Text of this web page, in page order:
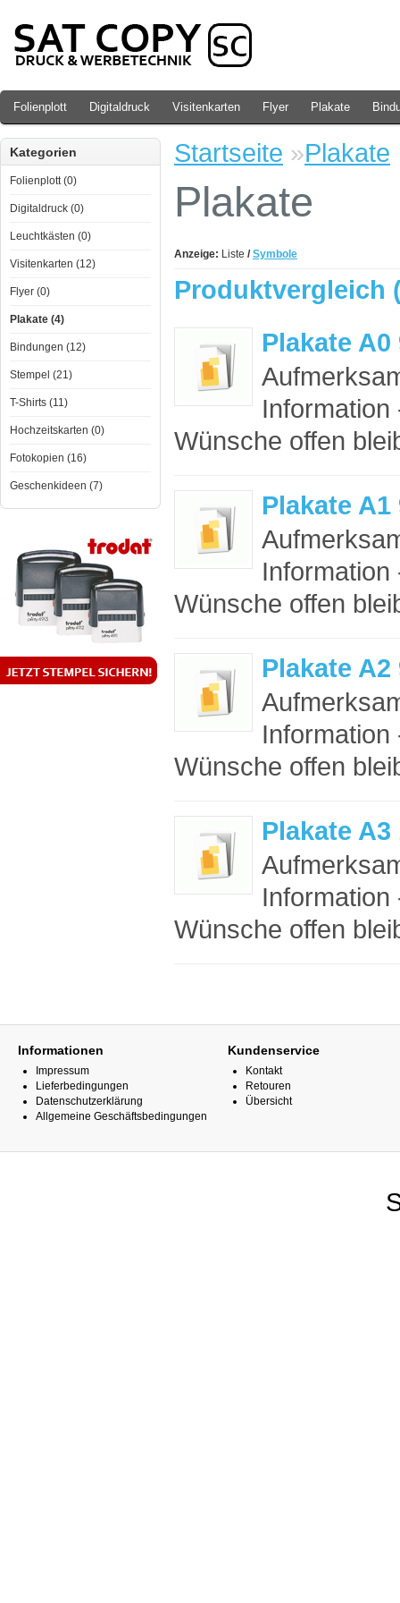
Folienplott Digitaldruck Visitenkarten Flyer Plakate
Kategorien
Folienplott (0)
Digitaldruck (0)
Leuchtkästen (0)
Visitenkarten (12)
Flyer (0)
Plakate (4)
Bindungen (12)
Stempel (21)
T-Shirts (11)
Hochzeitskarten (0)
Fotokopien (16)
Geschenkideen (7)
Startseite »Plakate
Plakate
Anzeige: Liste / Symbole
Produktvergleich
Plakate A0
Information
Wünsche offen
Plakate A1
Information
Wünsche offen
Plakate A2
Information
Wünsche offen
Plakate A3
Information
Wünsche offen
Informationen
Impressum
Lieferbedingungen
Datenschutzerklärung
Allgemeine Geschäftsbedingungen
Kundenservice
Kontakt
Retouren
Übersicht